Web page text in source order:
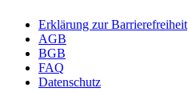
Erklärung zur Barrierefreiheit
AGB
BGB
FAQ
Datenschutz